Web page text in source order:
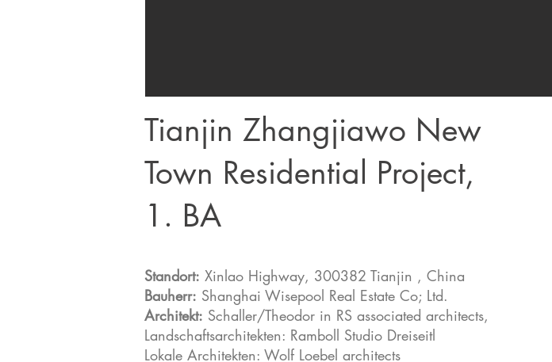
Tianjin Zhangjiawo New
Town Residential Project,
1. BA
Standort: Xinlao Highway, 300382 Tianjin , China
Bauherr: Shanghai Wisepool Real Estate Co; Ltd.
Architekt: Schaller/Theodor in RS associated architects,
Landschaftsarchitekten: Ramboll Studio Dreiseitl
Lokale Architekten: Wolf Loebel architects